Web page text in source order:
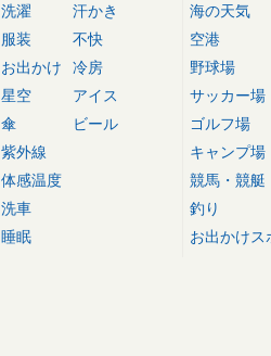
洗濯
服装
お出かけ
星空
傘
紫外線
体感温度
洗車
睡眠
汗かき
不快
冷房
アイス
ビール
海の天気
空港
野球場
サッカー場
ゴルフ場
キャンプ場
競馬・競艇
釣り
お出かけス